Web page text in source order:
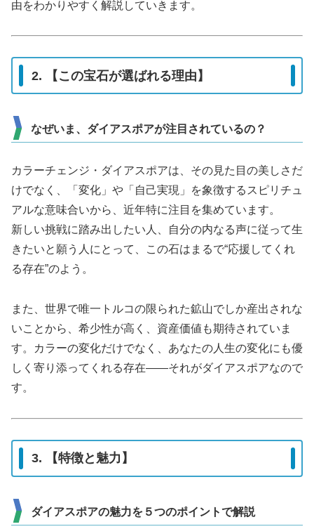
由をわかりやすく解説していきます。
2. 【この宝石が選ばれる理由】
なぜいま、ダイアスポアが注目されているの？
カラーチェンジ・ダイアスポアは、その見た目の美しさだ
けでなく、「変化」や「自己実現」を象徴するスピリチュ
アルな意味合いから、近年特に注目を集めています。
新しい挑戦に踏み出したい人、自分の内なる声に従って生
きたいと願う人にとって、この石はまるで“応援してくれ
る存在”のよう。
また、世界で唯一トルコの限られた鉱山でしか産出されな
いことから、希少性が高く、資産価値も期待されていま
す。カラーの変化だけでなく、あなたの人生の変化にも優
しく寄り添ってくれる存在――それがダイアスポアなので
す。
3. 【特徴と魅力】
ダイアスポアの魅力を５つのポイントで解説